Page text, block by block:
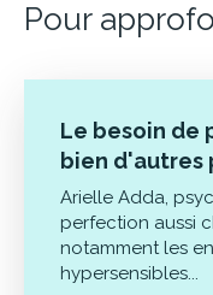
Pour
Le besoin de
bien d'autres
Arielle Adda,
perfection aussi
notamment les
hypersensibles...